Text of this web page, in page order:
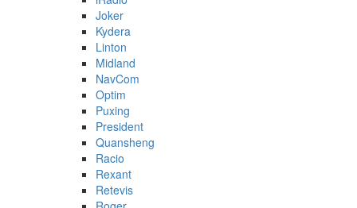
Joker
Kydera
Linton
Midland
NavCom
Optim
Puxing
President
Quansheng
Racio
Rexant
Retevis